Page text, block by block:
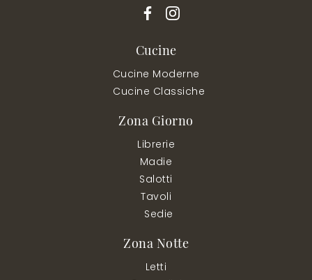
Cucine
Cucine Moderne
Cucine Classiche
Zona Giorno
Librerie
Madie
Salotti
Tavoli
Sedie
Zona Notte
Letti